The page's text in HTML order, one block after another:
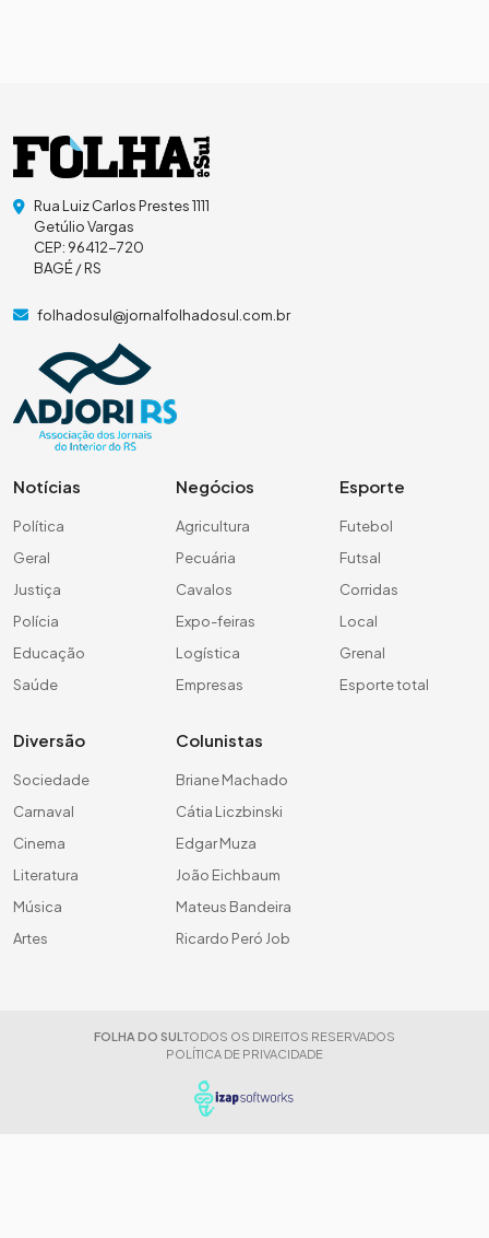
Rua Luiz Carlos Prestes 1111
Getúlio Vargas
CEP: 96412-720
BAGÉ / RS
folhadosul@jornalfolhadosul.com.br
Notícias
Política
Geral
Justiça
Polícia
Educação
Saúde
Negócios
Agricultura
Pecuária
Cavalos
Expo-feiras
Logística
Empresas
Esporte
Futebol
Futsal
Corridas
Local
Grenal
Esporte total
Diversão
Sociedade
Carnaval
Cinema
Literatura
Música
Artes
Colunistas
Briane Machado
Cátia Liczbinski
Edgar Muza
João Eichbaum
Mateus Bandeira
Ricardo Peró Job
FOLHA DO SUL TODOS OS DIREITOS RESERVADOS
POLÍTICA DE PRIVACIDADE